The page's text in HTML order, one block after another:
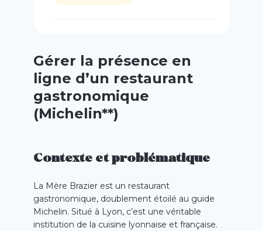
Gérer la présence en
ligne d’un restaurant
gastronomique
(Michelin**)
Contexte et problématique
La Mère Brazier est un restaurant
gastronomique, doublement étoilé au guide
Michelin. Situé à Lyon, c’est une véritable
institution de la cuisine lyonnaise et française.